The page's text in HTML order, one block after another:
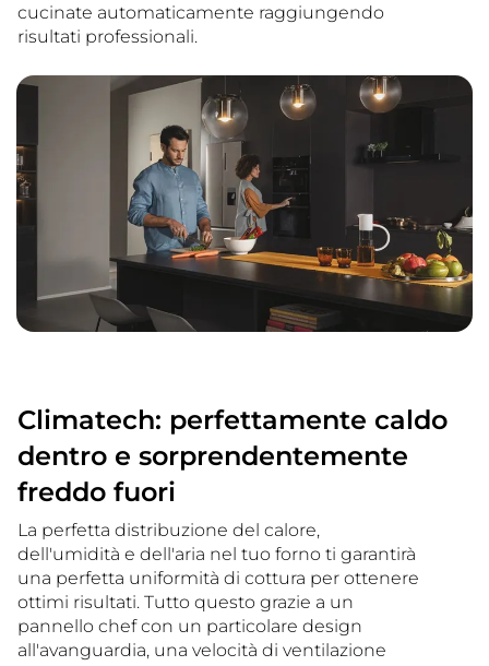
cucinate automaticamente raggiungendo
risultati professionali.
Climatech: perfettamente caldo
dentro e sorprendentemente
freddo fuori
La perfetta distribuzione del calore,
dell'umidità e dell'aria nel tuo forno ti garantirà
una perfetta uniformità di cottura per ottenere
ottimi risultati. Tutto questo grazie a un
pannello chef con un particolare design
all'avanguardia, una velocità di ventilazione